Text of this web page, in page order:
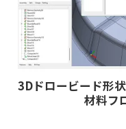
3Dドロービード形
材料フ